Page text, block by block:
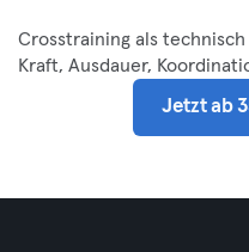
Crosstraining als
Kraft, Ausdauer,
Jetzt ab